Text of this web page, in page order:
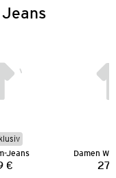
Jeans
€
Damen